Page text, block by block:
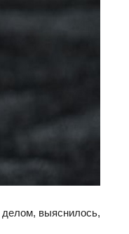
делом, выяснилось,